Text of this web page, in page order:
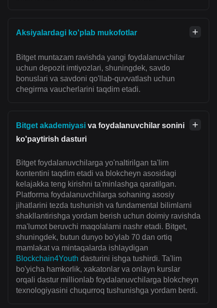
Aksiyalardagi ko'plab mukofotlar
Bitget muntazam ravishda yangi foydalanuvchilar
uchun depozit imtiyozlari, shuningdek, savdo
bonuslari va savdoni qo'llab-quvvatlash uchun
chegirma vaucherlarini taqdim etadi.
Bitget akademiyasi va foydalanuvchilar sonini
ko'paytirish dasturi
Bitget foydalanuvchilarga yo'naltirilgan ta'lim
kontentini taqdim etadi va blokcheyn asosidagi
kelajakka teng kirishni ta'minlashga qaratilgan.
Platforma foydalanuvchilarga sohaning asosiy
jihatlarini tezda tushunish va fundamental bilimlarni
shakllantirishga yordam berish uchun doimiy ravishda
ma'lumot beruvchi maqolalarni nashr etadi. Bitget,
shuningdek, butun dunyo bo'ylab 70 dan ortiq
mamlakat va mintaqalarda ishlaydigan
Blockchain4Youth dasturini ishga tushirdi. Ta'lim
bo'yicha hamkorlik, xakatonlar va onlayn kurslar
orqali dastur millionlab foydalanuvchilarga blokcheyn
texnologiyasini chuqurroq tushunishga yordam berdi.